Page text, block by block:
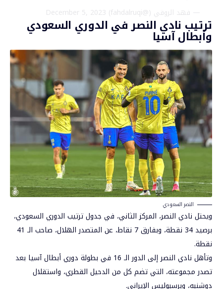
— فهد الروقي (@fahdalruqi)
December 5, 2023
ترتيب نادي النصر في الدوري السعودي
وأبطال آسيا
النصر السعودي
ويحتل نادي النصر، المركز الثاني، في جدول ترتيب الدوري السعودي،
برصيد 34 نقطة، وبفارق 7 نقاط، عن المتصدر الهلال، صاحب الـ 41
نقطة.
وتأهل نادي النصر إلى الدور الـ 16 في بطولة دوري أبطال آسيا بعد
تصدر مجموعته، التي تضم كل من الدحيل القطري، واستقلال
دوشنبه، وبرسبوليس الإيراني.